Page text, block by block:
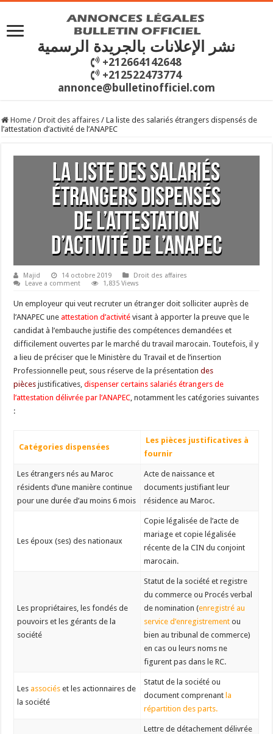
نشر الإعلانات بالجريدة الرسمية
+212664142648
+212522473774
annonce@bulletinofficiel.com
Home / Droit des affaires / La liste des salariés étrangers dispensés de
l’attestation d’activité de l’ANAPEC
La liste des salariés
étrangers dispensés
de l’attestation
d’activité de l’ANAPEC
Majid 14 octobre 2019
Droit des affaires
Leave a comment
1,835 Views
Un employeur qui veut recruter un étranger doit solliciter auprès de
l’ANAPEC uneattestation d’activitévisant à apporter la preuve que le
candidat à l’embauche justifie des compétences demandées et
difficilement ouvertes par le marché du travail marocain. Toutefois, il y
a lieu de préciser que le Ministère du Travail et de l’insertion
Professionnelle peut, sous réserve de la présentationdes
pièces justificatives,dispenser certains salariés étrangers de
l’attestation délivrée par l’ANAPEC, notamment les catégories suivantes
:
Catégories dispensées
Les pièces justificatives à
fournir
Les étrangers nés au Maroc
résidents d’une manière continue
pour une durée d’au moins 6 mois
Acte de naissance et
documents justifiant leur
résidence au Maroc.
Les époux (ses) des nationaux
Copie légalisée de l’acte de
mariage et copie légalisée
récente de la CIN du conjoint
marocain.
Les propriétaires, les fondés de
pouvoirs et les gérants de la
société
Statut de la société et registre
du commerce ou Procés verbal
de nomination (enregistré au
service d’enregistrement ou
bien au tribunal de commerce)
en cas ou leurs noms ne
figurent pas dans le RC.
Les associéset les actionnaires de
la société
Statut de la société ou
document comprenant la
répartition des parts.
Lettre de détachement délivrée